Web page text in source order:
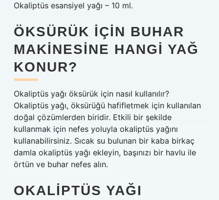
Okaliptüs esansiyel yağı – 10 ml.
ÖKSÜRÜK IÇIN BUHAR
MAKINESINE HANGI YAĞ
KONUR?
Okaliptüs yağı öksürük için nasıl kullanılır?
Okaliptüs yağı, öksürüğü hafifletmek için kullanılan
doğal çözümlerden biridir. Etkili bir şekilde
kullanmak için nefes yoluyla okaliptüs yağını
kullanabilirsiniz. Sıcak su bulunan bir kaba birkaç
damla okaliptüs yağı ekleyin, başınızı bir havlu ile
örtün ve buhar nefes alın.
OKALIPTÜS YAĞI